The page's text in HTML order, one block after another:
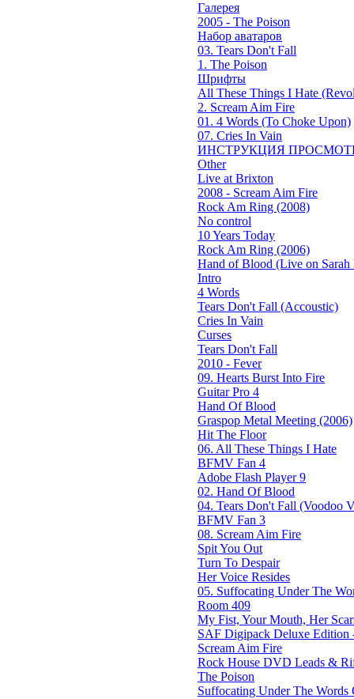
Галерея
2005 - The Poison
Набор аватаров
03. Tears Don't Fall
1. The Poison
Шрифты
All These Things I Hate
2. Scream Aim Fire
01. 4 Words (To Choke Upon)
07. Cries In Vain
ИНСТРУКЦИЯ
Other
Live at Brixton
2008 - Scream Aim Fire
Rock Am Ring (2008)
No control
10 Years Today
Rock Am Ring (2006)
Hand of Blood (Live on Sarah
Intro
4 Words
Tears Don't Fall (Accoustic)
Cries In Vain
Curses
Tears Don't Fall
2010 - Fever
09. Hearts Burst Into Fire
Guitar Pro 4
Hand Of Blood
Graspop Metal Meeting (2006)
Hit The Floor
06. All These Things I Hate
BFMV Fan 4
Adobe Flash Player 9
02. Hand Of Blood
04. Tears Don't Fall (Voodoo
BFMV Fan 3
08. Scream Aim Fire
Spit You Out
Turn To Despair
Her Voice Resides
05. Suffocating Under The
Room 409
My Fist, Your Mouth, Her
SAF Digipack Deluxe Edition
Scream Aim Fire
Rock House DVD Leads &
The Poison
Suffocating Under The Words